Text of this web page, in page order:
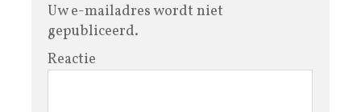
Uw e-mailadres wordt niet
gepubliceerd.
Reactie